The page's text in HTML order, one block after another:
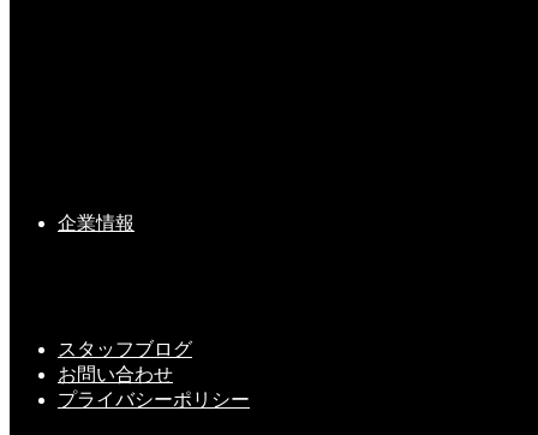
企業情報
スタッフブログ
お問い合わせ
プライバシーポリシー
新しい命・・・その後